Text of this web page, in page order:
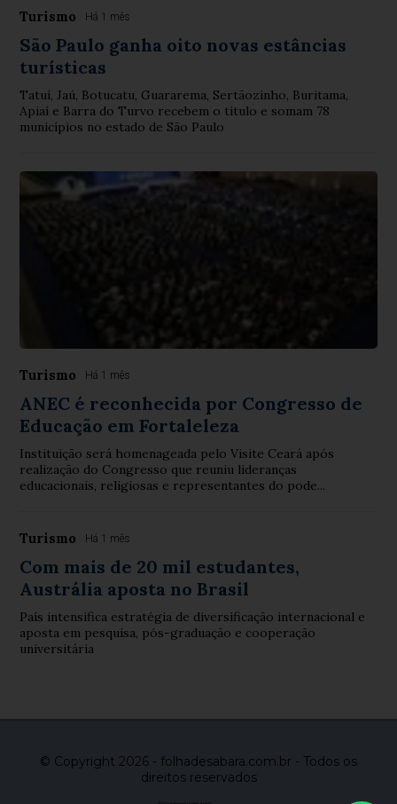
Turismo Há 1 mês
São Paulo ganha oito novas estâncias
turísticas
Tatuí, Jaú, Botucatu, Guararema, Sertãozinho, Buritama,
Apiaí e Barra do Turvo recebem o título e somam 78
municípios no estado de São Paulo
Turismo Há 1 mês
ANEC é reconhecida por Congresso de
Educação em Fortaleleza
Instituição será homenageada pelo Visite Ceará após
realização do Congresso que reuniu lideranças
educacionais, religiosas e representantes do pode...
Turismo Há 1 mês
Com mais de 20 mil estudantes,
Austrália aposta no Brasil
País intensifica estratégia de diversificação internacional e
aposta em pesquisa, pós-graduação e cooperação
universitária
© Copyright 2026 - folhadesabara.com.br - Todos os
direitos reservados